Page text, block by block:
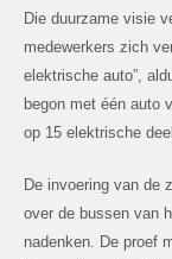
Die duurzame visie
medewerkers zich
elektrische auto”,
begon met één auto
op 15 elektrische
De invoering van de
over de bussen van
nadenken. De proef